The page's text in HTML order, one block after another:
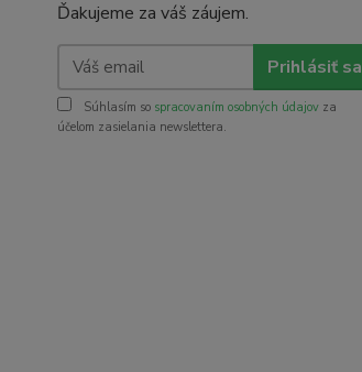
Ďakujeme za váš záujem.
Prihlásiť sa
Súhlasím so spracovaním osobných údajov za
účelom zasielania newslettera.